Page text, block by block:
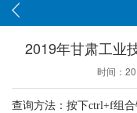
2019年甘肃工业
时间：
查询方法：按下ctrl+f组